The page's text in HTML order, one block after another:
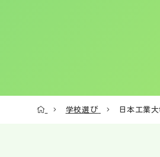
学校選び 日本工業